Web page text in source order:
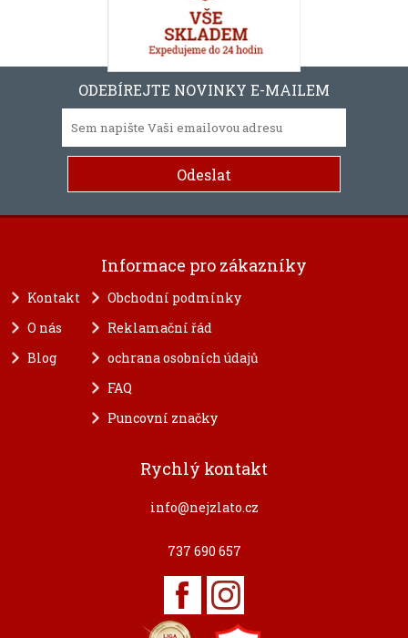
ODEBÍREJTE NOVINKY E-MAILEM
Informace pro zákazníky
Kontakt
O nás
Blog
Obchodní podmínky
Reklamační řád
ochrana osobních údajů
FAQ
Puncovní značky
Rychlý kontakt
info@nejzlato.cz
737 690 657